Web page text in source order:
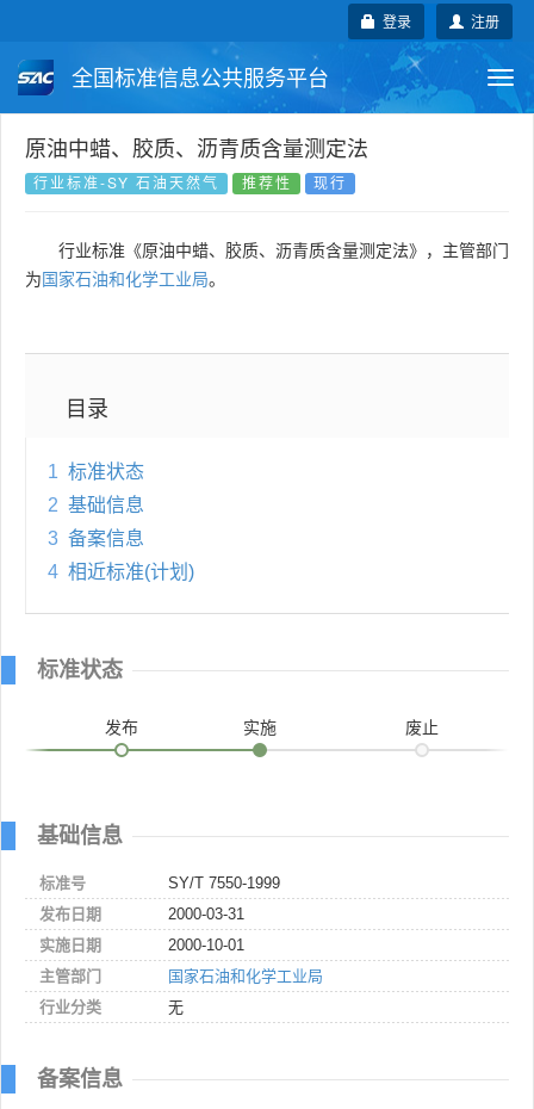
注册
登录
全国标准信息公共服务平台
国家标准 行业标准
国外标准 技术委员会
原油中蜡、胶质、沥青质含量测定法
行业标准-SY 石油天然气 推荐性 现行
行业标准《原油中蜡、胶质、沥青质含量测定法》，主管部门
为国家石油和化学工业局。
目录
1 标准状态
2 基础信息
3 备案信息
4 相近标准(计划)
标准状态
发布 实施 废止
基础信息
标准号
SY/T 7550-1999
发布日期
2000-03-31
实施日期
2000-10-01
主管部门
国家石油和化学工业局
行业分类
无
备案信息